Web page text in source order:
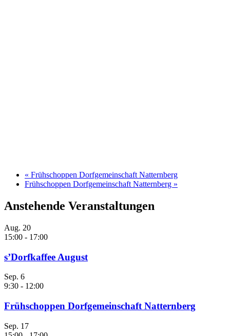
« Frühschoppen Dorfgemeinschaft Natternberg
Frühschoppen Dorfgemeinschaft Natternberg »
Anstehende Veranstaltungen
Aug. 20
15:00 - 17:00
s’Dorfkaffee August
Sep. 6
9:30 - 12:00
Frühschoppen Dorfgemeinschaft Natternberg
Sep. 17